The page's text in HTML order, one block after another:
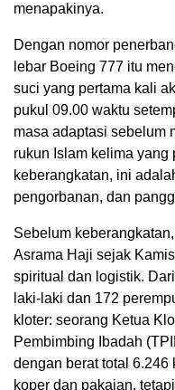
menapakinya.
Dengan nomor
lebar Boeing 777 itu
suci yang pertama kali
pukul 09.00 waktu
masa adaptasi sebelum
rukun Islam kelima yang
keberangkatan, ini
pengorbanan, dan
Sebelum
Asrama Haji sejak
spiritual dan logistik.
laki-laki dan 172
kloter: seorang Ketua
Pembimbing Ibadah
dengan berat total
koper dan pakaian,